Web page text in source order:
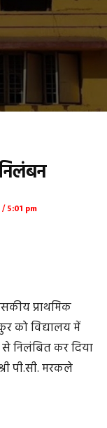
5:01 pm
प्राथमिक
को विद्यालय में
से निलंबित कर दिया
पी.सी. मरकले